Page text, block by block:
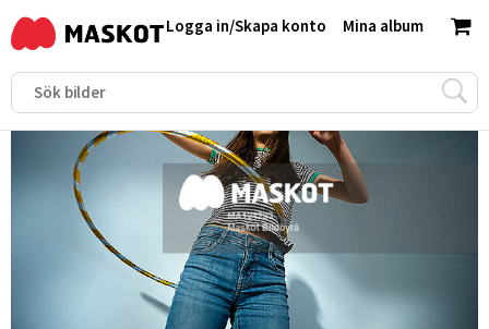
Mina album
Logga in/Skapa konto